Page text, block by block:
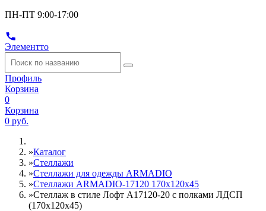
ПН-ПТ 9:00-17:00
Элементто
Профиль
Корзина
0
Корзина
0 руб.
»Каталог
»Стеллажи
»Cтеллажи для одежды ARMADIO
»Стеллажи ARMADIO-17120 170х120х45
»Стеллаж в стиле Лофт A17120-20 с полками ЛДСП
(170х120х45)